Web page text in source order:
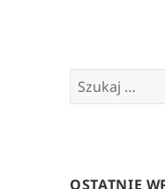
Szukaj:
OSTATNIE